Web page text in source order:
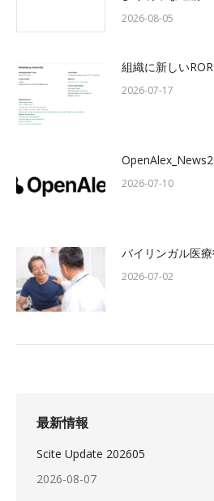
2026-08-05
組織に新しい
2026-07-17
2026-07-10
バイリンガル医
2026-07-02
最新情報
Scite Update 202605
2026-08-07